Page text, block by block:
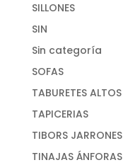
SILLONES
SIN
Sin categoría
SOFAS
TABURETES ALTOS
TAPICERIAS
TIBORS JARRONES
TINAJAS ÁNFORAS